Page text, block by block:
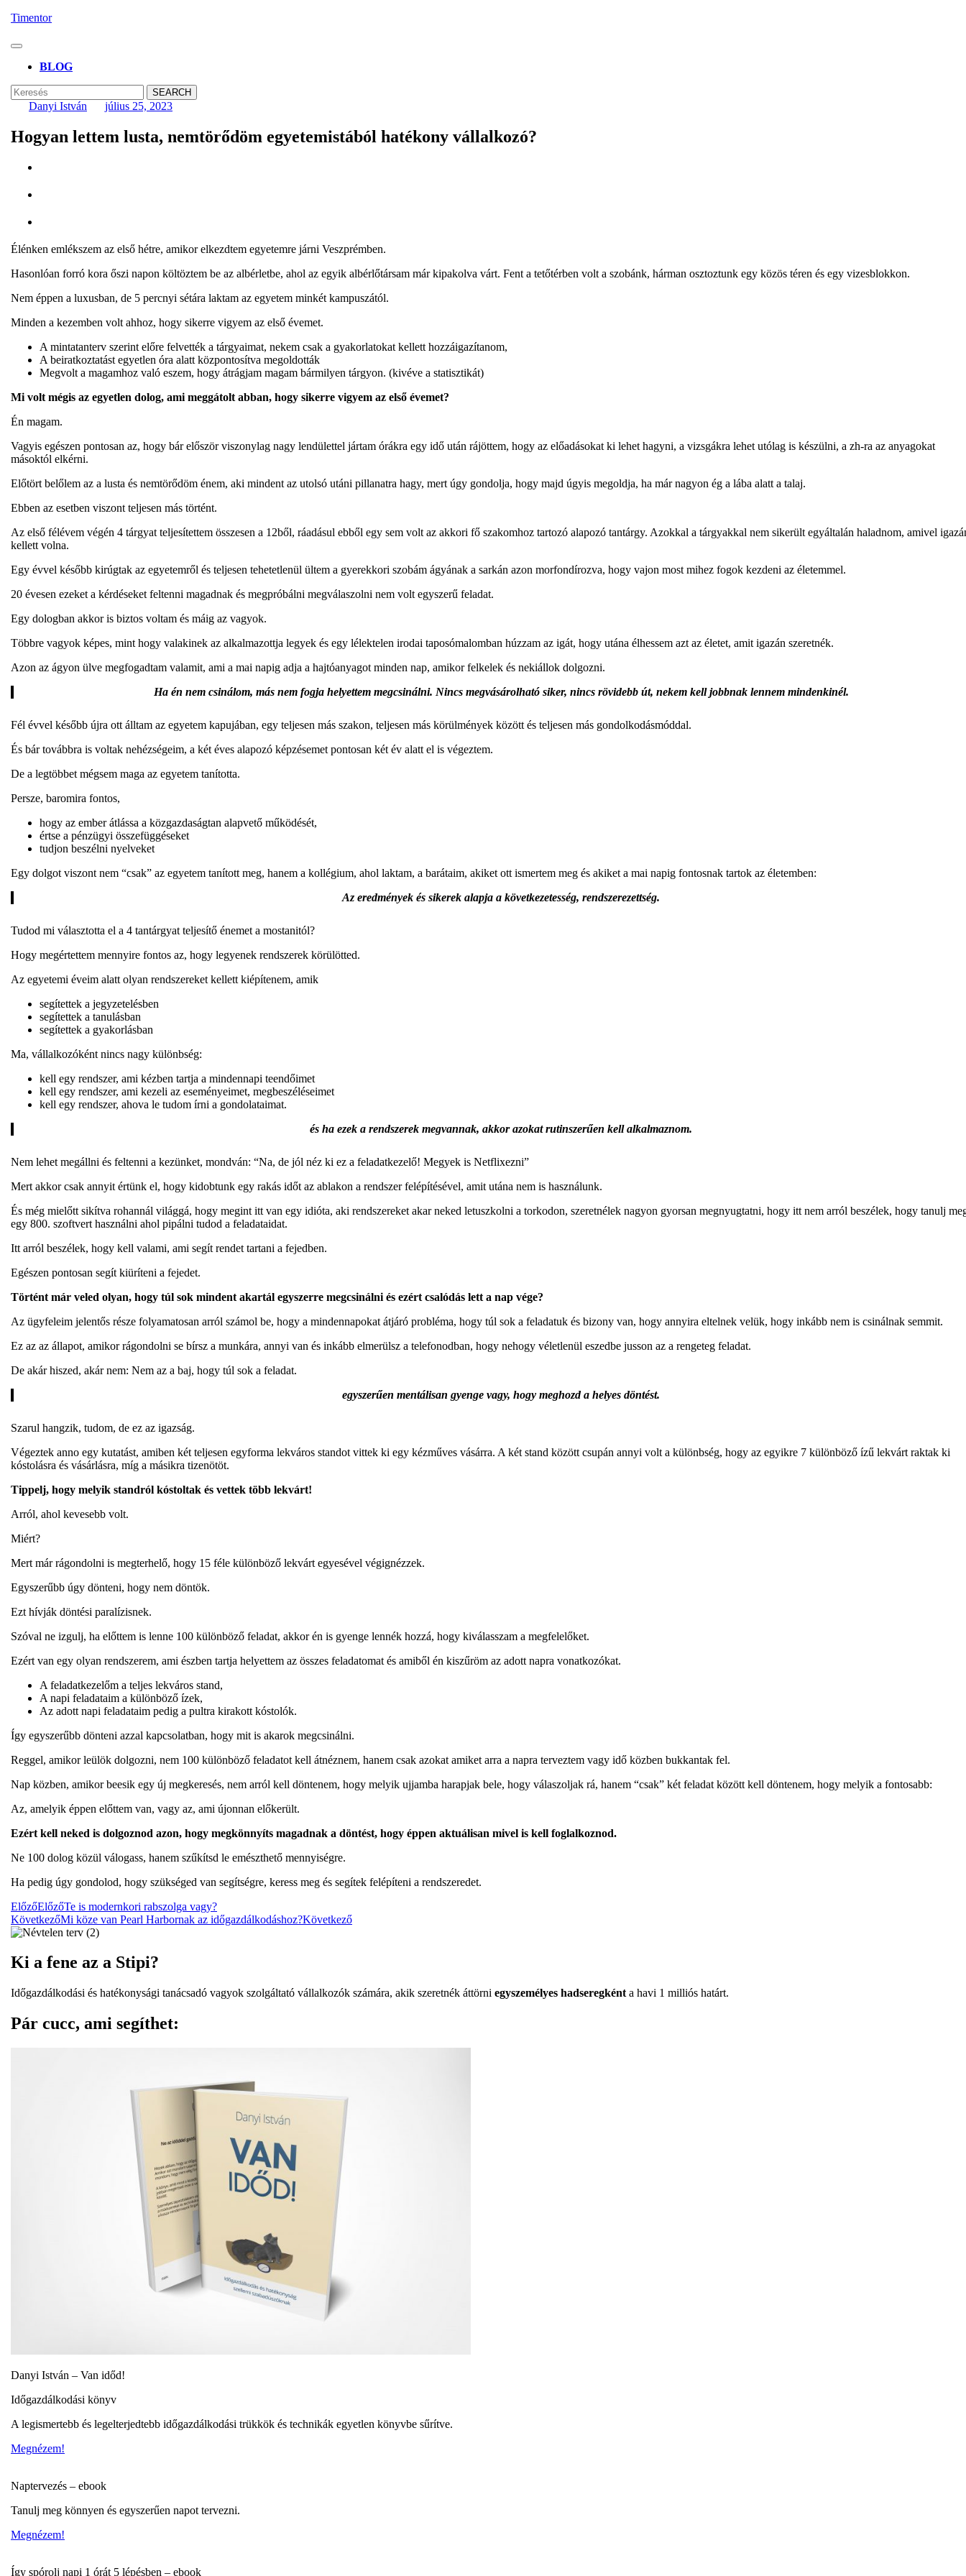
Skip
content
Timentor
Open
ButtonBLOG
CLOSE
BUTTON
Search
for: Danyi István július 25, 2023
Hogyan lettem lusta, nemtörődöm egyetemistából hatékony vállalkozó?
Élénken emlékszem az első hétre, amikor elkezdtem egyetemre járni Veszprémben.
Hasonlóan forró kora őszi napon költöztem be az albérletbe, ahol az egyik albérlőtársam már kipakolva várt. Fent a tetőtérben volt a szobánk, hárman osztoztunk egy közös téren és egy vizesblokkon.
Nem éppen a luxusban, de 5 percnyi sétára laktam az egyetem minkét kampuszától.
Minden a kezemben volt ahhoz, hogy sikerre vigyem az első évemet.
A mintatanterv szerint előre felvették a tárgyaimat, nekem csak a gyakorlatokat kellett hozzáigazítanom,
A beiratkoztatást egyetlen óra alatt központosítva megoldották
Megvolt a magamhoz való eszem, hogy átrágjam magam bármilyen tárgyon. (kivéve a statisztikát)
Mi volt mégis az egyetlen dolog, ami meggátolt abban, hogy sikerre vigyem az első évemet?
Én magam.
Vagyis egészen pontosan az, hogy bár először viszonylag nagy lendülettel jártam órákra egy idő után rájöttem, hogy az előadásokat ki lehet hagyni, a vizsgákra lehet utólag is készülni, a zh-ra az anyagokat
másoktól elkérni.
Előtört belőlem az a lusta és nemtörődöm énem, aki mindent az utolsó utáni pillanatra hagy, mert úgy gondolja, hogy majd úgyis megoldja, ha már nagyon ég a lába alatt a talaj.
Ebben az esetben viszont teljesen más történt.
Az első félévem végén 4 tárgyat teljesítettem összesen a 12ből, ráadásul ebből egy sem volt az akkori fő szakomhoz tartozó alapozó tantárgy. Azokkal a tárgyakkal nem sikerült egyáltalán haladnom, amivel
kellett volna.
Egy évvel később kirúgtak az egyetemről és teljesen tehetetlenül ültem a gyerekkori szobám ágyának a sarkán azon morfondírozva, hogy vajon most mihez fogok kezdeni az életemmel.
20 évesen ezeket a kérdéseket feltenni magadnak és megpróbálni megválaszolni nem volt egyszerű feladat.
Egy dologban akkor is biztos voltam és máig az vagyok.
Többre vagyok képes, mint hogy valakinek az alkalmazottja legyek és egy lélektelen irodai taposómalomban húzzam az igát, hogy utána élhessem azt az életet, amit igazán szeretnék.
Azon az ágyon ülve megfogadtam valamit, ami a mai napig adja a hajtóanyagot minden nap, amikor felkelek és nekiállok dolgozni.
Ha én nem csinálom, más nem fogja helyettem megcsinálni. Nincs megvásárolható siker, nincs rövidebb út, nekem kell jobbnak lennem mindenkinél.
Fél évvel később újra ott álltam az egyetem kapujában, egy teljesen más szakon, teljesen más körülmények között és teljesen más gondolkodásmóddal.
És bár továbbra is voltak nehézségeim, a két éves alapozó képzésemet pontosan két év alatt el is végeztem.
De a legtöbbet mégsem maga az egyetem tanította.
Persze, baromira fontos,
hogy az ember átlássa a közgazdaságtan alapvető működését,
értse a pénzügyi összefüggéseket
tudjon beszélni nyelveket
Egy dolgot viszont nem “csak” az egyetem tanított meg, hanem a kollégium, ahol laktam, a barátaim, akiket ott ismertem meg és akiket a mai napig fontosnak tartok az életemben:
Az eredmények és sikerek alapja a következetesség, rendszerezettség.
Tudod mi választotta el a 4 tantárgyat teljesítő énemet a mostanitól?
Hogy megértettem mennyire fontos az, hogy legyenek rendszerek körülötted.
Az egyetemi éveim alatt olyan rendszereket kellett kiépítenem, amik
segítettek a jegyzetelésben
segítettek a tanulásban
segítettek a gyakorlásban
Ma, vállalkozóként nincs nagy különbség:
kell egy rendszer, ami kézben tartja a mindennapi teendőimet
kell egy rendszer, ami kezeli az eseményeimet, megbeszéléseimet
kell egy rendszer, ahova le tudom írni a gondolataimat.
és ha ezek a rendszerek megvannak, akkor azokat rutinszerűen kell alkalmaznom.
Nem lehet megállni és feltenni a kezünket, mondván: “Na, de jól néz ki ez a feladatkezelő! Megyek is Netflixezni”
Mert akkor csak annyit értünk el, hogy kidobtunk egy rakás időt az ablakon a rendszer felépítésével, amit utána nem is használunk.
És még mielőtt sikítva rohannál világgá, hogy megint itt van egy idióta, aki rendszereket akar neked letuszkolni a torkodon, szeretnélek nagyon gyorsan megnyugtatni, hogy itt nem arról beszélek, hogy tanulj
egy 800. szoftvert használni ahol pipálni tudod a feladataidat.
Itt arról beszélek, hogy kell valami, ami segít rendet tartani a fejedben.
Egészen pontosan segít kiüríteni a fejedet.
Történt már veled olyan, hogy túl sok mindent akartál egyszerre megcsinálni és ezért csalódás lett a nap vége?
Az ügyfeleim jelentős része folyamatosan arról számol be, hogy a mindennapokat átjáró probléma, hogy túl sok a feladatuk és bizony van, hogy annyira eltelnek velük, hogy inkább nem is csinálnak semmit.
Ez az az állapot, amikor rágondolni se bírsz a munkára, annyi van és inkább elmerülsz a telefonodban, hogy nehogy véletlenül eszedbe jusson az a rengeteg feladat.
De akár hiszed, akár nem: Nem az a baj, hogy túl sok a feladat.
egyszerűen mentálisan gyenge vagy, hogy meghozd a helyes döntést.
Szarul hangzik, tudom, de ez az igazság.
Végeztek anno egy kutatást, amiben két teljesen egyforma lekváros standot vittek ki egy kézműves vásárra. A két stand között csupán annyi volt a különbség, hogy az egyikre 7 különböző ízű lekvárt raktak ki
kóstolásra és vásárlásra, míg a másikra tizenötöt.
Tippelj, hogy melyik standról kóstoltak és vettek több lekvárt!
Arról, ahol kevesebb volt.
Miért?
Mert már rágondolni is megterhelő, hogy 15 féle különböző lekvárt egyesével végignézzek.
Egyszerűbb úgy dönteni, hogy nem döntök.
Ezt hívják döntési paralízisnek.
Szóval ne izgulj, ha előttem is lenne 100 különböző feladat, akkor én is gyenge lennék hozzá, hogy kiválasszam a megfelelőket.
Ezért van egy olyan rendszerem, ami észben tartja helyettem az összes feladatomat és amiből én kiszűröm az adott napra vonatkozókat.
A feladatkezelőm a teljes lekváros stand,
A napi feladataim a különböző ízek,
Az adott napi feladataim pedig a pultra kirakott kóstolók.
Így egyszerűbb dönteni azzal kapcsolatban, hogy mit is akarok megcsinálni.
Reggel, amikor leülök dolgozni, nem 100 különböző feladatot kell átnéznem, hanem csak azokat amiket arra a napra terveztem vagy idő közben bukkantak fel.
Nap közben, amikor beesik egy új megkeresés, nem arról kell döntenem, hogy melyik ujjamba harapjak bele, hogy válaszoljak rá, hanem “csak” két feladat között kell döntenem, hogy melyik a fontosabb:
Az, amelyik éppen előttem van, vagy az, ami újonnan előkerült.
Ezért kell neked is dolgoznod azon, hogy megkönnyíts magadnak a döntést, hogy éppen aktuálisan mivel is kell foglalkoznod.
Ne 100 dolog közül válogass, hanem szűkítsd le emészthető mennyiségre.
Ha pedig úgy gondolod, hogy szükséged van segítségre, keress meg és segítek felépíteni a rendszeredet.
ElőzőElőzőTe is modernkori rabszolga vagy?
KövetkezőMi köze van Pearl Harbornak az időgazdálkodáshoz?Következő
Ki a fene az a Stipi?
Időgazdálkodási és hatékonysági tanácsadó vagyok szolgáltató vállalkozók számára, akik szeretnék áttörni egyszemélyes hadseregként a havi 1 milliós határt.
Pár cucc, ami segíthet:
Danyi István – Van időd!
Időgazdálkodási könyv
A legismertebb és legelterjedtebb időgazdálkodási trükkök és technikák egyetlen könyvbe sűrítve.
Megnézem!
Naptervezés – ebook
Tanulj meg könnyen és egyszerűen napot tervezni.
Megnézem!
Így spórolj napi 1 órát 5 lépésben – ebook